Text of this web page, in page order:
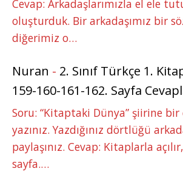
Cevap: Arkadaşlarımızla el ele
oluşturduk. Bir arkadaşımız bir
diğerimiz o…
Nuran - 2. Sınıf Türkçe 1.
159-160-161-162. Sayfa
Soru: “Kitaptaki Dünya” şiirine
yazınız. Yazdığınız dörtlüğü
paylaşınız. Cevap: Kitaplarla
sayfa.…